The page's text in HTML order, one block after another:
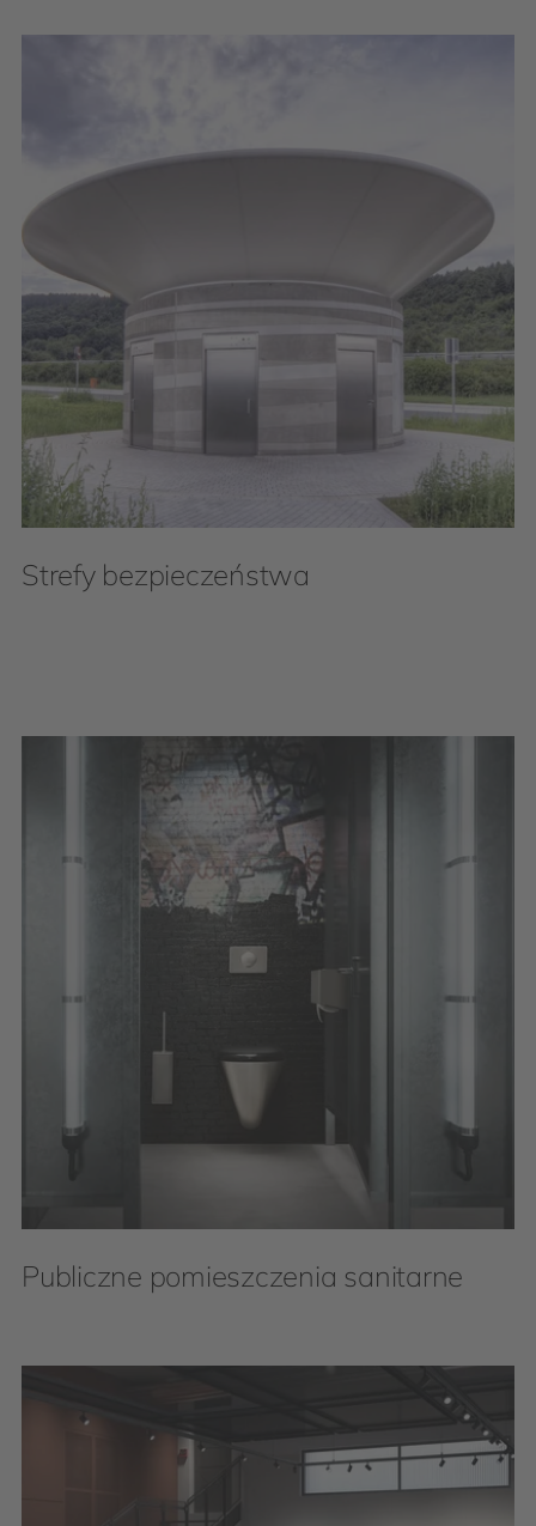
Strefy bezpieczeństwa
Publiczne pomieszczenia sanitarne